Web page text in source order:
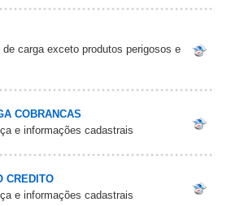
carga exceto produtos perigosos e
COBRANCAS
e informações cadastrais
CREDITO
e informações cadastrais